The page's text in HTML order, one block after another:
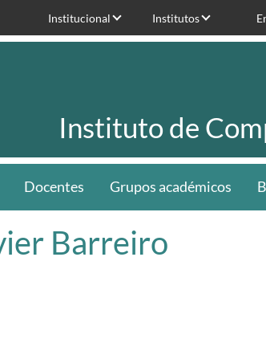
Institucional Institutos
Instituto de
Docentes Grupos académicos
Barreiro